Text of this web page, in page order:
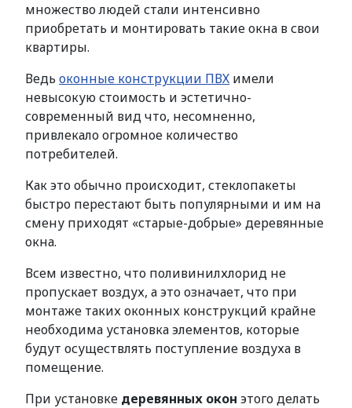
множество людей стали интенсивно
приобретать и монтировать такие окна в свои
квартиры.
Ведь оконные конструкции ПВХ имели
невысокую стоимость и эстетично-
современный вид что, несомненно,
привлекало огромное количество
потребителей.
Как это обычно происходит, стеклопакеты
быстро перестают быть популярными и им на
смену приходят «старые-добрые» деревянные
окна.
Всем известно, что поливинилхлорид не
пропускает воздух, а это означает, что при
монтаже таких оконных конструкций крайне
необходима установка элементов, которые
будут осуществлять поступление воздуха в
помещение.
При установке деревянных окон этого делать